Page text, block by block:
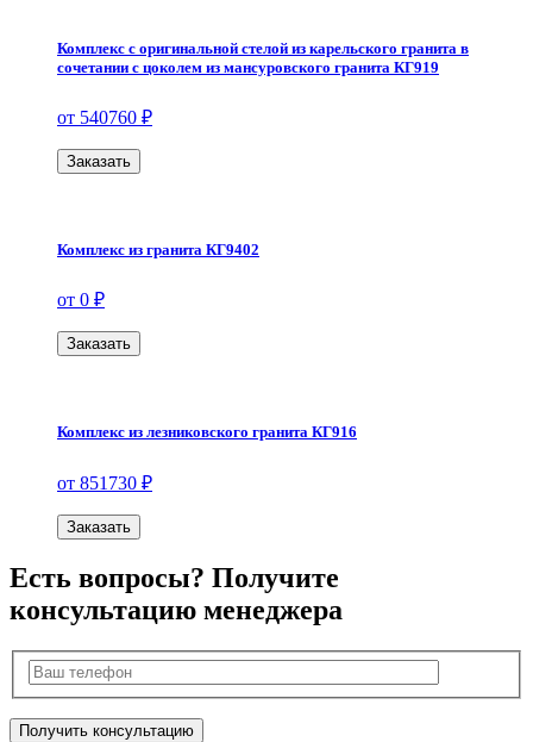
Комплекс с оригинальной стелой из карельского гранита в
сочетании с цоколем из мансуровского гранита КГ919
от 540760 ₽
Заказать
Комплекс из гранита КГ9402
от 0 ₽
Заказать
Комплекс из лезниковского гранита КГ916
от 851730 ₽
Заказать
Есть вопросы? Получите
консультацию менеджера